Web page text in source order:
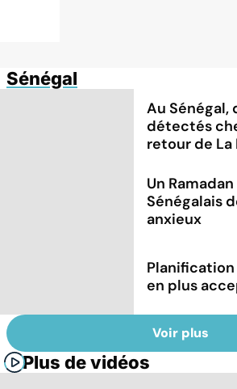
Sénégal
Au Sénégal,
détectés
retour de La
Un
Sénégalais
anxieux
en plus
Voir plus
Plus de vidéos